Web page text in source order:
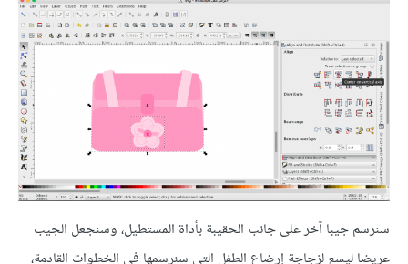
سنرسم جيبا آخر على جانب الحقيبة بأداة المستطيل، وسنجعل الجيب